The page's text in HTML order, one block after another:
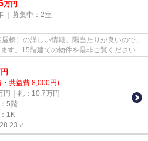
万円
｜募集中： 2室
橋）の詳しい情報。陽当たりが良いので、
す。15階建ての物件を是非ご覧ください。
円
・共益費 8,000円)
円｜礼：10.7万円
5階
1K
㎡